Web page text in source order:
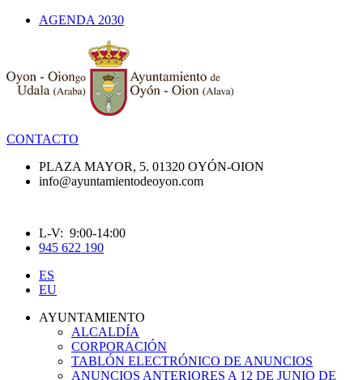
AGENDA 2030
CONTACTO
PLAZA MAYOR, 5. 01320 OYÓN-OION
info@ayuntamientodeoyon.com
L-V: 9:00-14:00
945 622 190
ES
EU
AYUNTAMIENTO
ALCALDÍA
CORPORACIÓN
TABLÓN ELECTRÓNICO DE ANUNCIOS
ANUNCIOS ANTERIORES A 12 DE JUNIO DE